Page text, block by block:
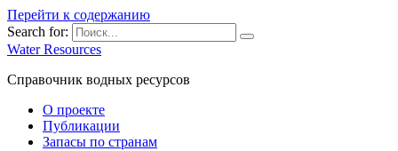
Перейти к содержанию
Search for:
Water Resources
Справочник водных ресурсов
О проекте
Публикации
Запасы по странам